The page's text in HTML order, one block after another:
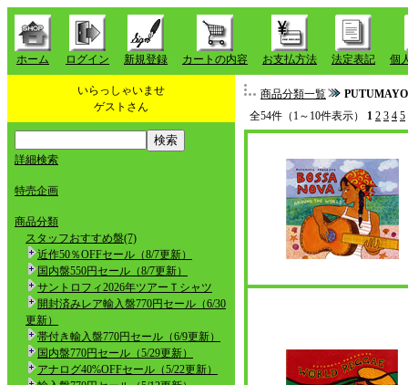
ホーム ログイン 新規登録 カートの内容 お支払方法 法定表記 個
いらっしゃいませ
ゲストさん
詳細検索
特売企画
商品分類
スタッフおすすめ盤(7)
近作50％OFFセール（8/7更新）
国内盤550円セール（8/7更新）
サントロフィ2026年ツアーＴシャツ
開封済みレア輸入盤770円セール（6/30
更新）
帯付き輸入盤770円セール（6/9更新）
国内盤770円セール（5/29更新）
アナログ40%OFFセール（5/22更新）
商品分類一覧
全54件（1～10件表示） 1 2 3 4 5